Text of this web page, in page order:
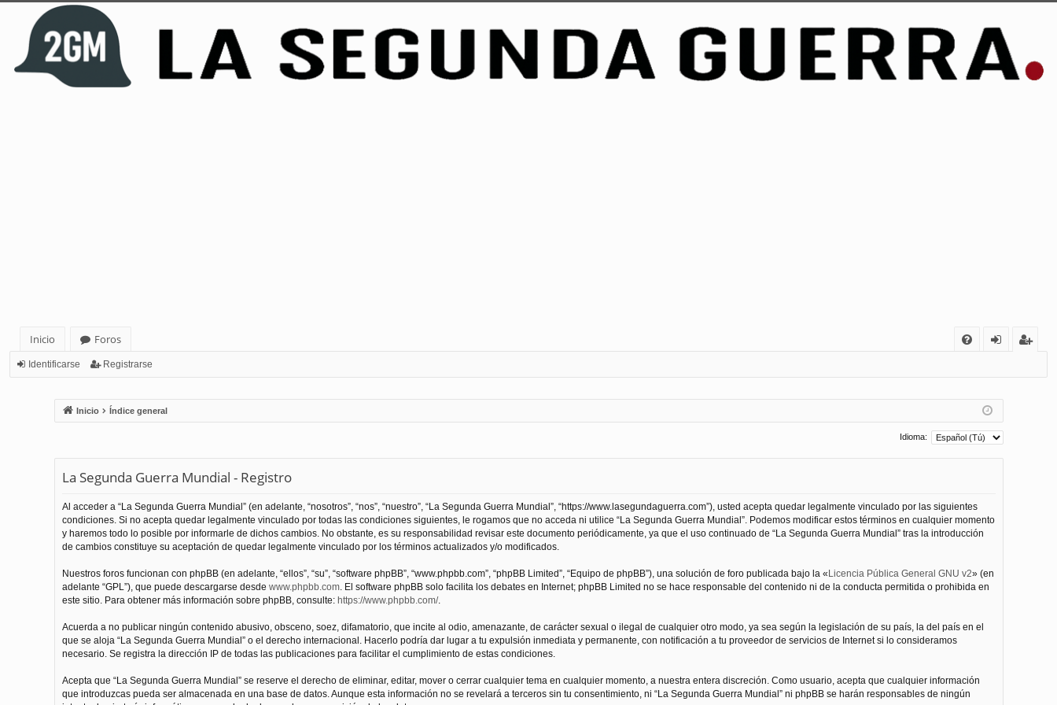
Inicio
Foros
ca
rs
Identificarse Registrarse
Inicio Índice general
Idioma:
La Segunda Guerra Mundial - Registro
Al acceder a “La Segunda Guerra Mundial” (en adelante, “nosotros”, “nos”, “nuestro”, “La Segunda Guerra Mundial”, “https://www.lasegundaguerra.com”), usted acepta quedar legalmente vinculado por las siguientes
condiciones. Si no acepta quedar legalmente vinculado por todas las condiciones siguientes, le rogamos que no acceda ni utilice “La Segunda Guerra Mundial”. Podemos modificar estos términos en cualquier momento
y haremos todo lo posible por informarle de dichos cambios. No obstante, es su responsabilidad revisar este documento periódicamente, ya que el uso continuado de “La Segunda Guerra Mundial” tras la introducción
de cambios constituye su aceptación de quedar legalmente vinculado por los términos actualizados y/o modificados.
Nuestros foros funcionan con phpBB (en adelante, “ellos”, “su”, “software phpBB”, “www.phpbb.com”, “phpBB Limited”, “Equipo de phpBB”), una solución de foro publicada bajo la « Licencia Pública General GNU v2» (en
adelante “GPL”), que puede descargarse desde www.phpbb.com. El software phpBB solo facilita los debates en Internet; phpBB Limited no se hace responsable del contenido ni de la conducta permitida o prohibida en
este sitio. Para obtener más información sobre phpBB, consulte: https://www.phpbb.com/.
Acuerda a no publicar ningún contenido abusivo, obsceno, soez, difamatorio, que incite al odio, amenazante, de carácter sexual o ilegal de cualquier otro modo, ya sea según la legislación de su país, la del país en el
que se aloja “La Segunda Guerra Mundial” o el derecho internacional. Hacerlo podría dar lugar a tu expulsión inmediata y permanente, con notificación a tu proveedor de servicios de Internet si lo consideramos
necesario. Se registra la dirección IP de todas las publicaciones para facilitar el cumplimiento de estas condiciones.
Acepta que “La Segunda Guerra Mundial” se reserve el derecho de eliminar, editar, mover o cerrar cualquier tema en cualquier momento, a nuestra entera discreción. Como usuario, acepta que cualquier información
que introduzcas pueda ser almacenada en una base de datos. Aunque esta información no se revelará a terceros sin tu consentimiento, ni “La Segunda Guerra Mundial” ni phpBB se harán responsables de ningún